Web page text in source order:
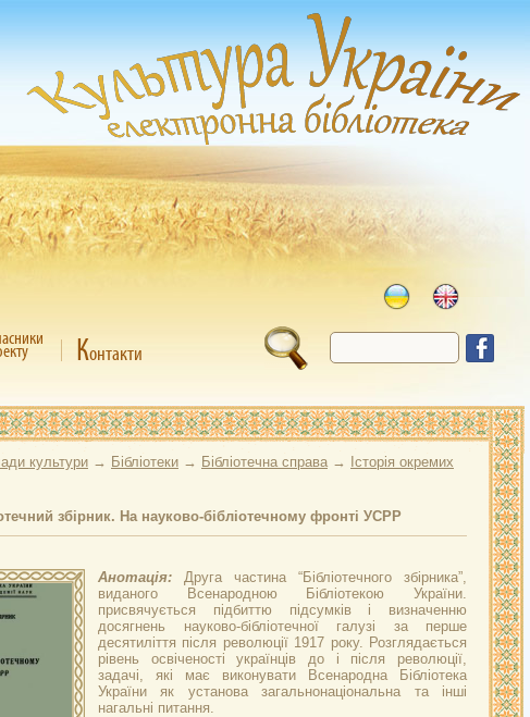
Контакти
культури → Бібліотеки → Бібліотечна справа →
Історія окремих
збірник. На науково-бібліотечному фронті УСРР
Анотація: Друга частина “Бібліотечного збірника”,
виданого Всенародною Бібліотекою України.
присвячується підбиттю підсумків і визначенню
досягнень науково-бібліотечної галузі за перше
десятиліття після революції 1917 року. Розглядається
рівень освіченості українців до і після революції,
задачі, які має виконувати Всенародна Бібліотека
України як установа загальнонаціональна та інші
нагальні питання.